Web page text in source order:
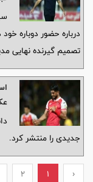
درباره حضور دوباره
تصمیم گیرنده نهایی
جدیدی را منتشر کرد.
‹
1
2